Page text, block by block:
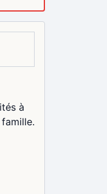
à